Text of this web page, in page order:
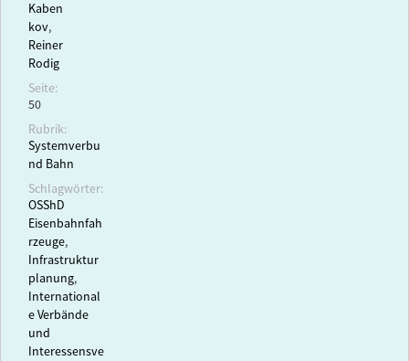
Kaben
kov,
Reiner
Rodig
Seite:
50
Rubrik:
Systemverbu
nd Bahn
Schlagwörter:
OSShD
Eisenbahnfah
rzeuge,
Infrastruktur
planung,
International
e Verbände
und
Interessensve